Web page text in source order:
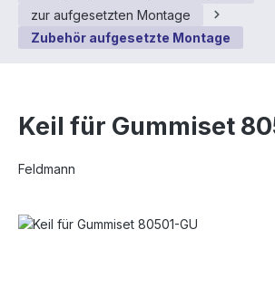
zur aufgesetzten Montage
Zubehör aufgesetzte Montage
Keil für Gummiset
Feldmann
Bildergalerie überspringen